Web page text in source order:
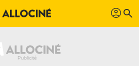
profil search